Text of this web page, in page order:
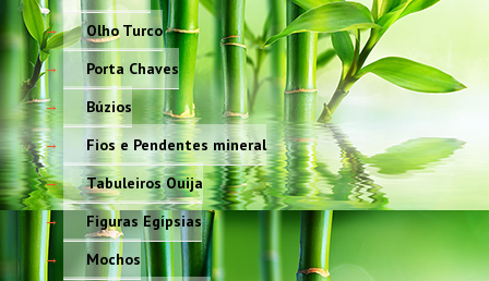
Olho Turco
Porta Chaves
Búzios
Fios e Pendentes mineral
Tabuleiros Ouija
Figuras Egípsias
Mochos